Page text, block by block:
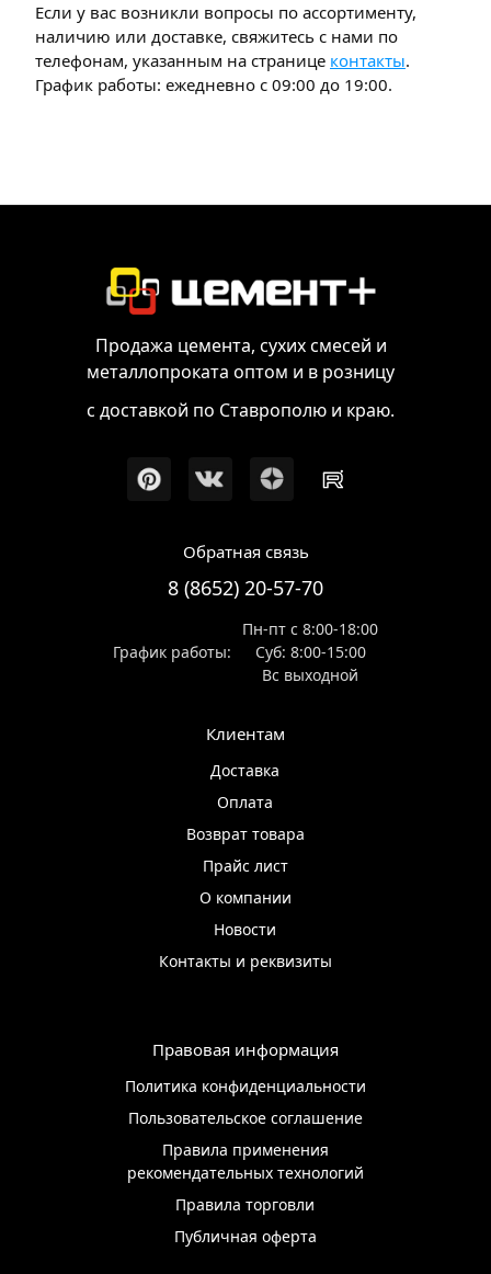
Если у вас возникли вопросы по ассортименту,
наличию или доставке, свяжитесь с нами по
телефонам, указанным на странице контакты.
График работы: ежедневно с 09:00 до 19:00.
Продажа цемента, сухих смесей и
металлопроката оптом и в розницу
с доставкой по Ставрополю и краю.
Обратная связь
8 (8652) 20-57-70
График работы:
Пн-пт с 8:00-18:00
Суб: 8:00-15:00
Вс выходной
Клиентам
Доставка
Оплата
Возврат товара
Прайс лист
О компании
Новости
Контакты и реквизиты
Правовая информация
Политика конфиденциальности
Пользовательское соглашение
Правила применения
рекомендательных технологий
Правила торговли
Публичная оферта